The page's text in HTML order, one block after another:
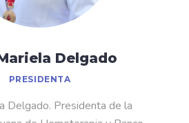
Delgado
PRESIDENTA
Delgado. Presidenta de la